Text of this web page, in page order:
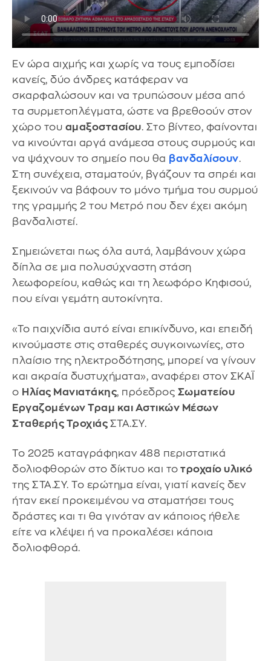
Εν ώρα αιχμής και χωρίς να τους εμποδίσει
κανείς, δύο άνδρες κατάφεραν να
σκαρφαλώσουν και να τρυπώσουν μέσα από
τα συρμετοπλέγματα, ώστε να βρεθοούν στον
χώρο του αμαξοστασίου. Στο βίντεο, φαίνονται
να κινούνται αργά ανάμεσα στους συρμούς και
να ψάχνουν το σημείο που θα βανδαλίσουν.
Στη συνέχεια, σταματούν, βγάζουν τα σπρέι και
ξεκινούν να βάφουν το μόνο τμήμα του συρμού
της γραμμής 2 του Μετρό που δεν έχει ακόμη
βανδαλιστεί.
Σημειώνεται πως όλα αυτά, λαμβάνουν χώρα
δίπλα σε μια πολυσύχναστη στάση
λεωφορείου, καθώς και τη λεωφόρο Κηφισού,
που είναι γεμάτη αυτοκίνητα.
«Το παιχνίδια αυτό είναι επικίνδυνο, και επειδή
κινούμαστε στις σταθερές συγκοινωνίες, στο
πλαίσιο της ηλεκτροδότησης, μπορεί να γίνουν
και ακραία δυστυχήματα», αναφέρει στον ΣΚΑΪ
ο Ηλίας Μανιατάκης, πρόεδρος Σωματείου
Εργαζομένων Τραμ και Αστικών Μέσων
Σταθερής Τροχιάς ΣΤΑ.ΣΥ.
Το 2025 καταγράφηκαν 488 περιστατικά
δολιοφθορών στο δίκτυο και το τροχαίο υλικό
της ΣΤΑ.ΣΥ. Το ερώτημα είναι, γιατί κανείς δεν
ήταν εκεί προκειμένου να σταματήσει τους
δράστες και τι θα γινόταν αν κάποιος ήθελε
είτε να κλέψει ή να προκαλέσει κάποια
δολιοφθορά.